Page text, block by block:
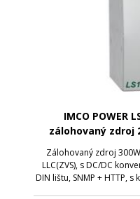
IMCO POWER
zálohovaný zdroj
Zálohovaný zdroj
LLC(ZVS), s DC/DC
DIN lištu, SNMP + HTTP,